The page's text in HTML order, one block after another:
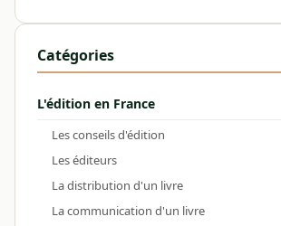
Catégories
L'édition en France
Les conseils d'édition
Les éditeurs
La distribution d'un livre
La communication d'un livre